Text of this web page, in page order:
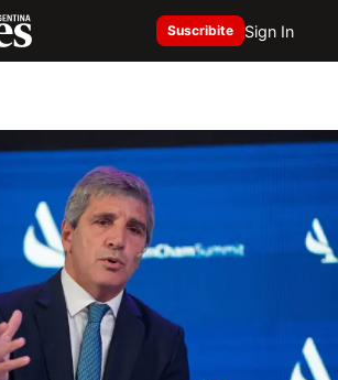
Suscribite Sign In